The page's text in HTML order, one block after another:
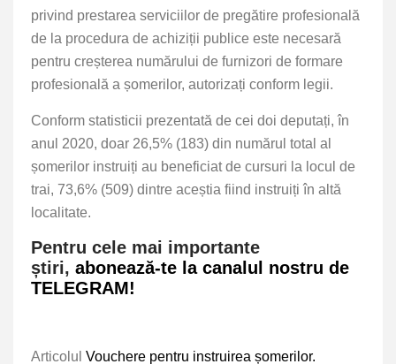
privind prestarea serviciilor de pregătire profesională
de la procedura de achiziții publice este necesară
pentru creșterea numărului de furnizori de formare
profesională a șomerilor, autorizați conform legii.
Conform statisticii prezentată de cei doi deputați, în
anul 2020, doar 26,5% (183) din numărul total al
șomerilor instruiți au beneficiat de cursuri la locul de
trai, 73,6% (509) dintre aceștia fiind instruiți în altă
localitate.
Pentru cele mai importante
știri, abonează-te la canalul nostru de
TELEGRAM!
Articolul Vouchere pentru instruirea șomerilor.